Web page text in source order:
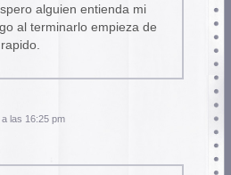
alguien entienda mi
al terminarlo empieza de
las 16:25 pm